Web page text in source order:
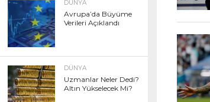
DÜNYA
Avrupa’da Büyüme
Verileri Açıklandı
DÜNYA
Uzmanlar Neler Dedi?
Altın Yükselecek Mi?